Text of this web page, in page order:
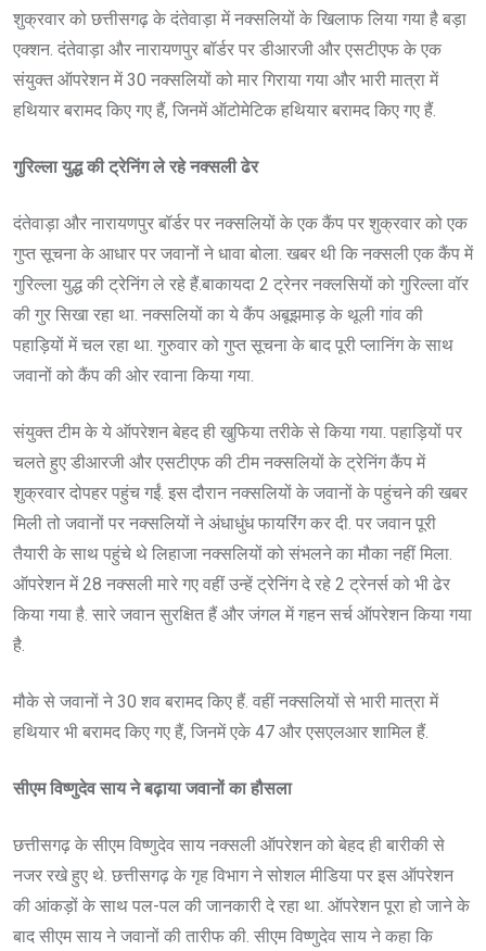
शुक्रवार को छत्तीसगढ़ के दंतेवाड़ा में नक्सलियों के खिलाफ लिया गया है बड़ा
एक्शन. दंतेवाड़ा और नारायणपुर बॉर्डर पर डीआरजी और एसटीएफ के एक
संयुक्त ऑपरेशन में 30 नक्सलियों को मार गिराया गया और भारी मात्रा में
हथियार बरामद किए गए हैं, जिनमें ऑटोमेटिक हथियार बरामद किए गए हैं.
गुरिल्ला युद्ध की ट्रेनिंग ले रहे नक्सली ढेर
दंतेवाड़ा और नारायणपुर बॉर्डर पर नक्सलियों के एक कैंप पर शुक्रवार को एक
गुप्त सूचना के आधार पर जवानों ने धावा बोला. खबर थी कि नक्सली एक कैंप में
गुरिल्ला युद्ध की ट्रेनिंग ले रहे हैं.बाकायदा 2 ट्रेनर नक्लसियों को गुरिल्ला वॉर
की गुर सिखा रहा था. नक्सलियों का ये कैंप अबूझमाड़ के थूली गांव की
पहाड़ियों में चल रहा था. गुरुवार को गुप्त सूचना के बाद पूरी प्लानिंग के साथ
जवानों को कैंप की ओर रवाना किया गया.
संयुक्त टीम के ये ऑपरेशन बेहद ही खुफिया तरीके से किया गया. पहाड़ियों पर
चलते हुए डीआरजी और एसटीएफ की टीम नक्सलियों के ट्रेनिंग कैंप में
शुक्रवार दोपहर पहुंच गईं. इस दौरान नक्सलियों के जवानों के पहुंचने की खबर
मिली तो जवानों पर नक्सलियों ने अंधाधुंध फायरिंग कर दी. पर जवान पूरी
तैयारी के साथ पहुंचे थे लिहाजा नक्सलियों को संभलने का मौका नहीं मिला.
ऑपरेशन में 28 नक्सली मारे गए वहीं उन्हें ट्रेनिंग दे रहे 2 ट्रेनर्स को भी ढेर
किया गया है. सारे जवान सुरक्षित हैं और जंगल में गहन सर्च ऑपरेशन किया गया
है.
मौके से जवानों ने 30 शव बरामद किए हैं. वहीं नक्सलियों से भारी मात्रा में
हथियार भी बरामद किए गए हैं, जिनमें एके 47 और एसएलआर शामिल हैं.
सीएम विष्णुदेव साय ने बढ़ाया जवानों का हौसला
छत्तीसगढ़ के सीएम विष्णुदेव साय नक्सली ऑपरेशन को बेहद ही बारीकी से
नजर रखे हुए थे. छत्तीसगढ़ के गृह विभाग ने सोशल मीडिया पर इस ऑपरेशन
की आंकड़ों के साथ पल-पल की जानकारी दे रहा था. ऑपरेशन पूरा हो जाने के
बाद सीएम साय ने जवानों की तारीफ की. सीएम विष्णुदेव साय ने कहा कि